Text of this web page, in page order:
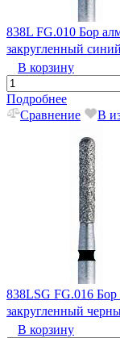
838L FG.010 Бор
закругленный синий
В корзину
Подробнее
Сравнение
В
838LSG FG.016
закругленный
В корзину